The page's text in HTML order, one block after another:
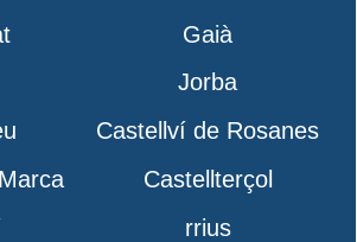
Gaià
Jorba
Castellví de Rosanes
Castellterçol
rrius